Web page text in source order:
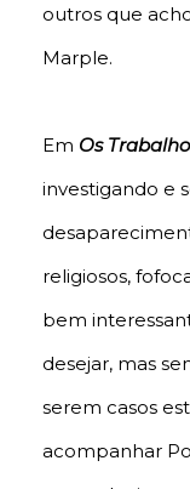
outros que
Marple.
Em Os
investigando e
religiosos,
bem
desejar, mas
serem casos
acompanhar